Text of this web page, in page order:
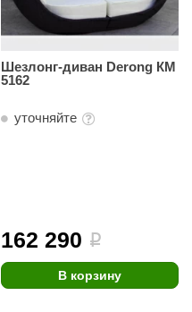
Шезлонг-диван Derong КМ
5162
уточняйте
162 290 i
В корзину